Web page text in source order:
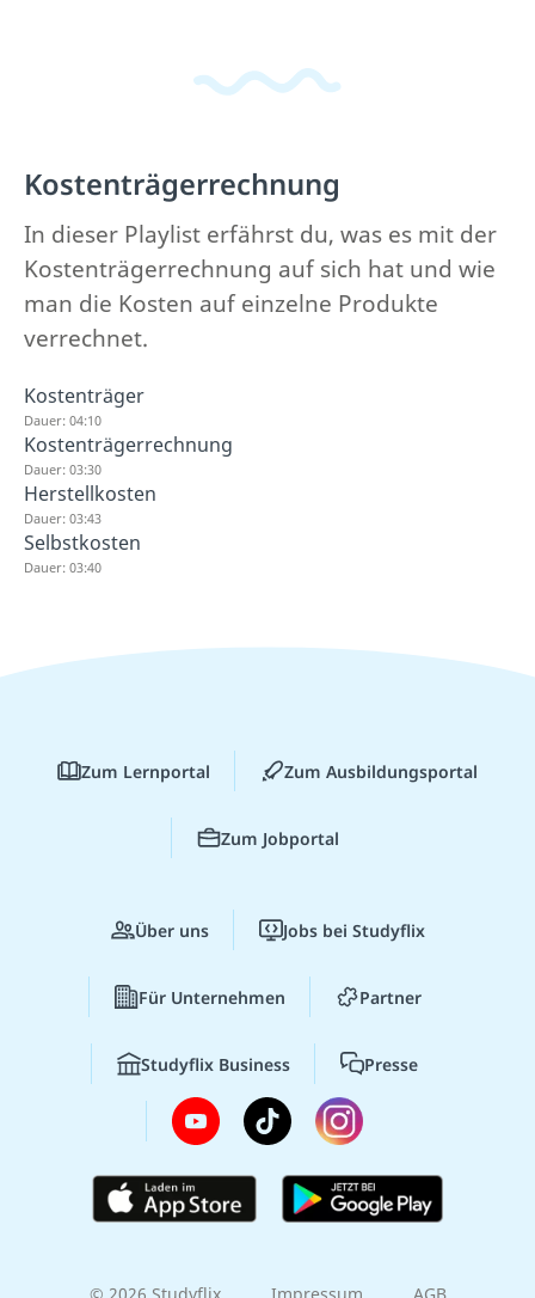
Kostenträgerrechnung
In dieser Playlist erfährst du, was es mit der
Kostenträgerrechnung auf sich hat und wie
man die Kosten auf einzelne Produkte
verrechnet.
Kostenträger
Dauer: 04:10
Kostenträgerrechnung
Dauer: 03:30
Herstellkosten
Dauer: 03:43
Selbstkosten
Dauer: 03:40
Zum Lernportal Zum Ausbildungsportal
Zum Jobportal
Über uns Jobs bei Studyflix
Für Unternehmen Partner
Studyflix Business Presse
© 2026 Studyflix Impressum AGB